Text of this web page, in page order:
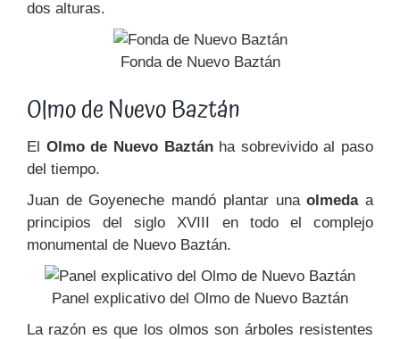
dos alturas.
Fonda de Nuevo Baztán
Olmo de Nuevo Baztán
El Olmo de Nuevo Baztánha sobrevivido al paso
del tiempo.
Juan de Goyeneche mandó plantar unaolmedaa
principios del siglo XVIII en todo el complejo
monumental de Nuevo Baztán.
Panel explicativo del Olmo de Nuevo Baztán
La razón es que los olmos son árboles resistentes